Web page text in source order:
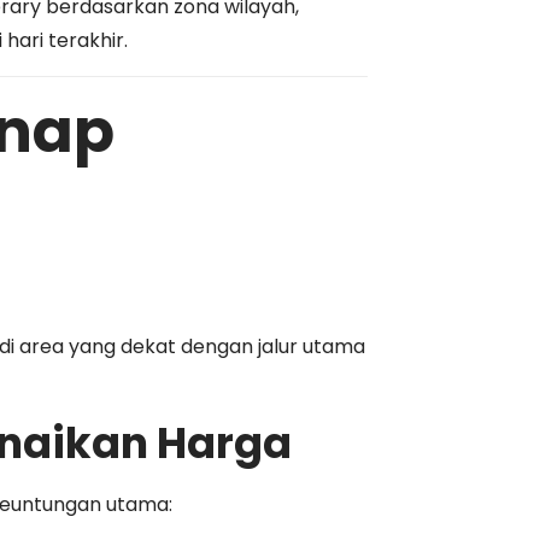
berdasarkan zona wilayah,
hari terakhir.
area yang dekat dengan jalur utama
Harga
utama: